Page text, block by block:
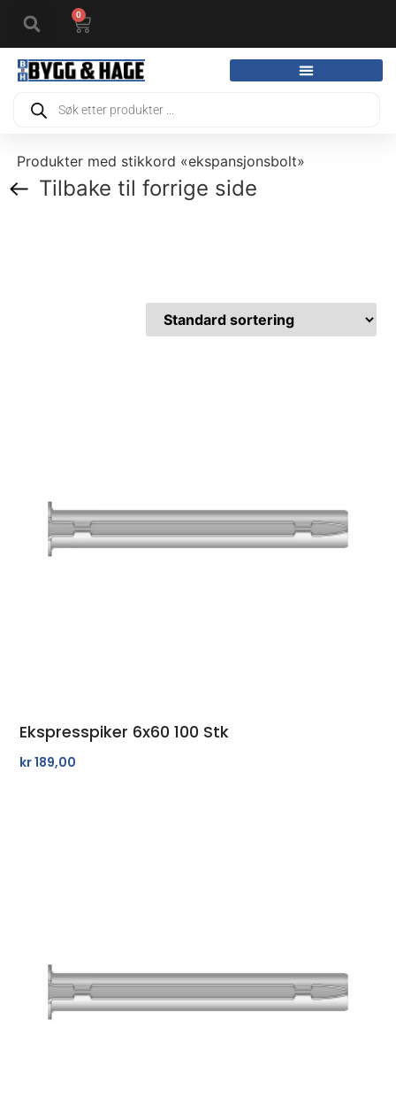
0
Produkter med stikkord «ekspansjonsbolt»
Tilbake til forrige side
Ekspresspiker 6x60 100 Stk
kr189,00